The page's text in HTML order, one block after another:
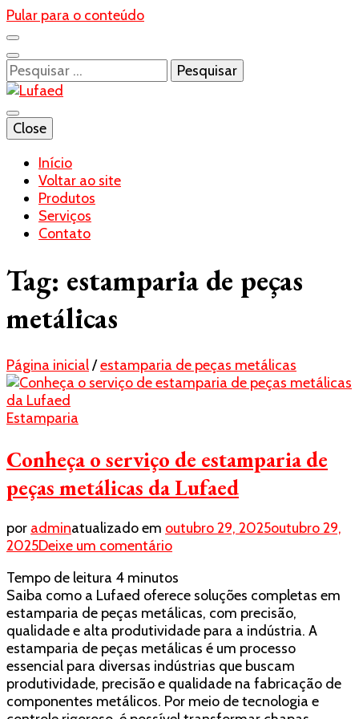
Pular para o conteúdo
Pesquisar
por:
Lufaed
Blog- Lufaed
Close
Início
Voltar ao site
Produtos
Serviços
Contato
Tag: estamparia de peças
metálicas
Página inicial/estamparia de peças metálicas
Estamparia
Conheça o serviço de estamparia de
peças metálicas da Lufaed
por adminatualizado em outubro 29, 2025outubro 29,
2025Deixe um comentárioem
o
serviço
de
estamparia
de
peças
metálicas
da
Tempo de leitura 4 minutos
Saiba como a Lufaed oferece soluções completas em
estamparia de peças metálicas, com precisão,
qualidade e alta produtividade para a indústria. A
estamparia de peças metálicas é um processo
essencial para diversas indústrias que buscam
produtividade, precisão e qualidade na fabricação de
componentes metálicos. Por meio de tecnologia e